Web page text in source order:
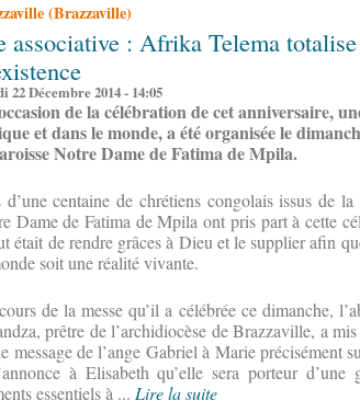
(Brazzaville)
associative : Afrika Telema totalise
22 Décembre 2014 - 14:05
de la célébration de cet anniversaire,
et dans le monde, a été organisée le
Notre Dame de Fatima de Mpila.
d’une centaine de chrétiens congolais issus de
Dame de Fatima de Mpila ont pris part à cette
était de rendre grâces à Dieu et le supplier afin
soit une réalité vivante.
de la messe qu’il a célébrée ce dimanche,
prêtre de l’archidiocèse de Brazzaville, a
message de l’ange Gabriel à Marie précisément
à Elisabeth qu’elle sera porteur d’une
essentiels à ... Lire la suite